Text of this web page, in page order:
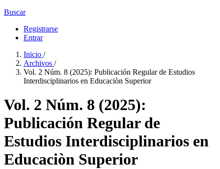
Buscar
Registrarse
Entrar
Inicio /
Archivos /
Vol. 2 Núm. 8 (2025): Publicación Regular de Estudios
Interdisciplinarios en Educaciòn Superior
Vol. 2 Núm. 8 (2025):
Publicación Regular de
Estudios Interdisciplinarios en
Educaciòn Superior